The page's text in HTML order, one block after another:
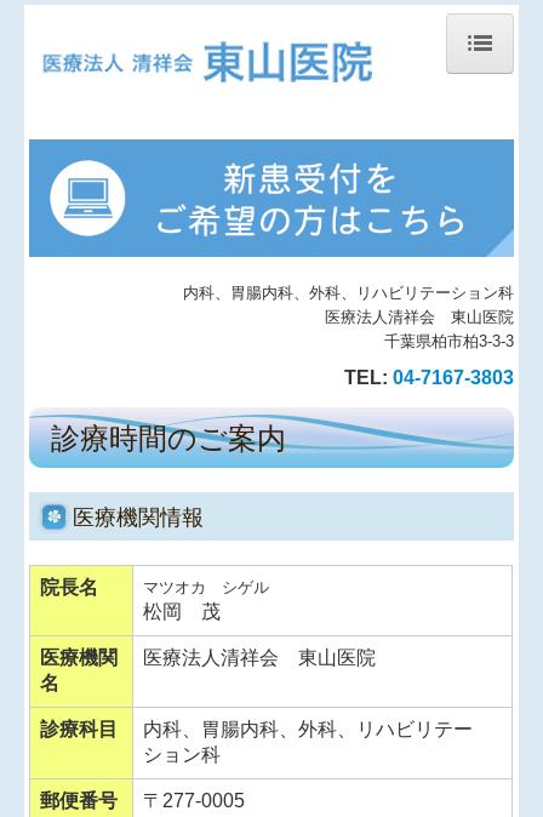
診療時間のご案内
地図、交通案内
予防接種
自由診療（ED、AGAなど）
エイジングケア
健康診断書
内視鏡検査とは
経鼻内視鏡検査
内科、胃腸内科、外科、リハビリテーション科
医療法人清祥会 東山医院
千葉県柏市柏3-3-3
TEL: 04-7167-3803
診療時間のご案内
医療機関情報
院長名 マツオカ シゲル
松岡 茂
医療機関
名
医療法人清祥会 東山医院
診療科目
内科、胃腸内科、外科、リハビリテー
ション科
郵便番号 〒277-0005